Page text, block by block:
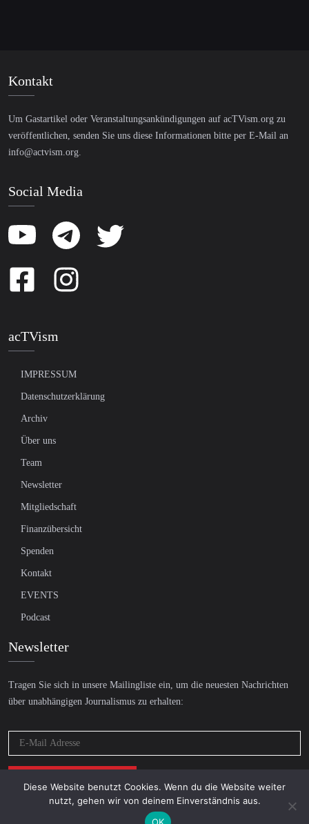
Kontakt
Um Gastartikel oder Veranstaltungsankündigungen auf acTVism.org zu
veröffentlichen, senden Sie uns diese Informationen bitte per E-Mail an
info@actvism.org.
Social Media
acTVism
IMPRESSUM
Datenschutzerklärung
Archiv
Über uns
Team
Newsletter
Mitgliedschaft
Finanzübersicht
Spenden
Kontakt
EVENTS
Podcast
Newsletter
Tragen Sie sich in unsere Mailingliste ein, um die neuesten Nachrichten
über unabhängigen Journalismus zu erhalten:
Diese Website benutzt Cookies. Wenn du die Website weiter
nutzt, gehen wir von deinem Einverständnis aus.
OK